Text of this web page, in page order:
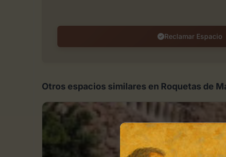
Reclamar Espacio
Otros espacios similares en Roquetas de